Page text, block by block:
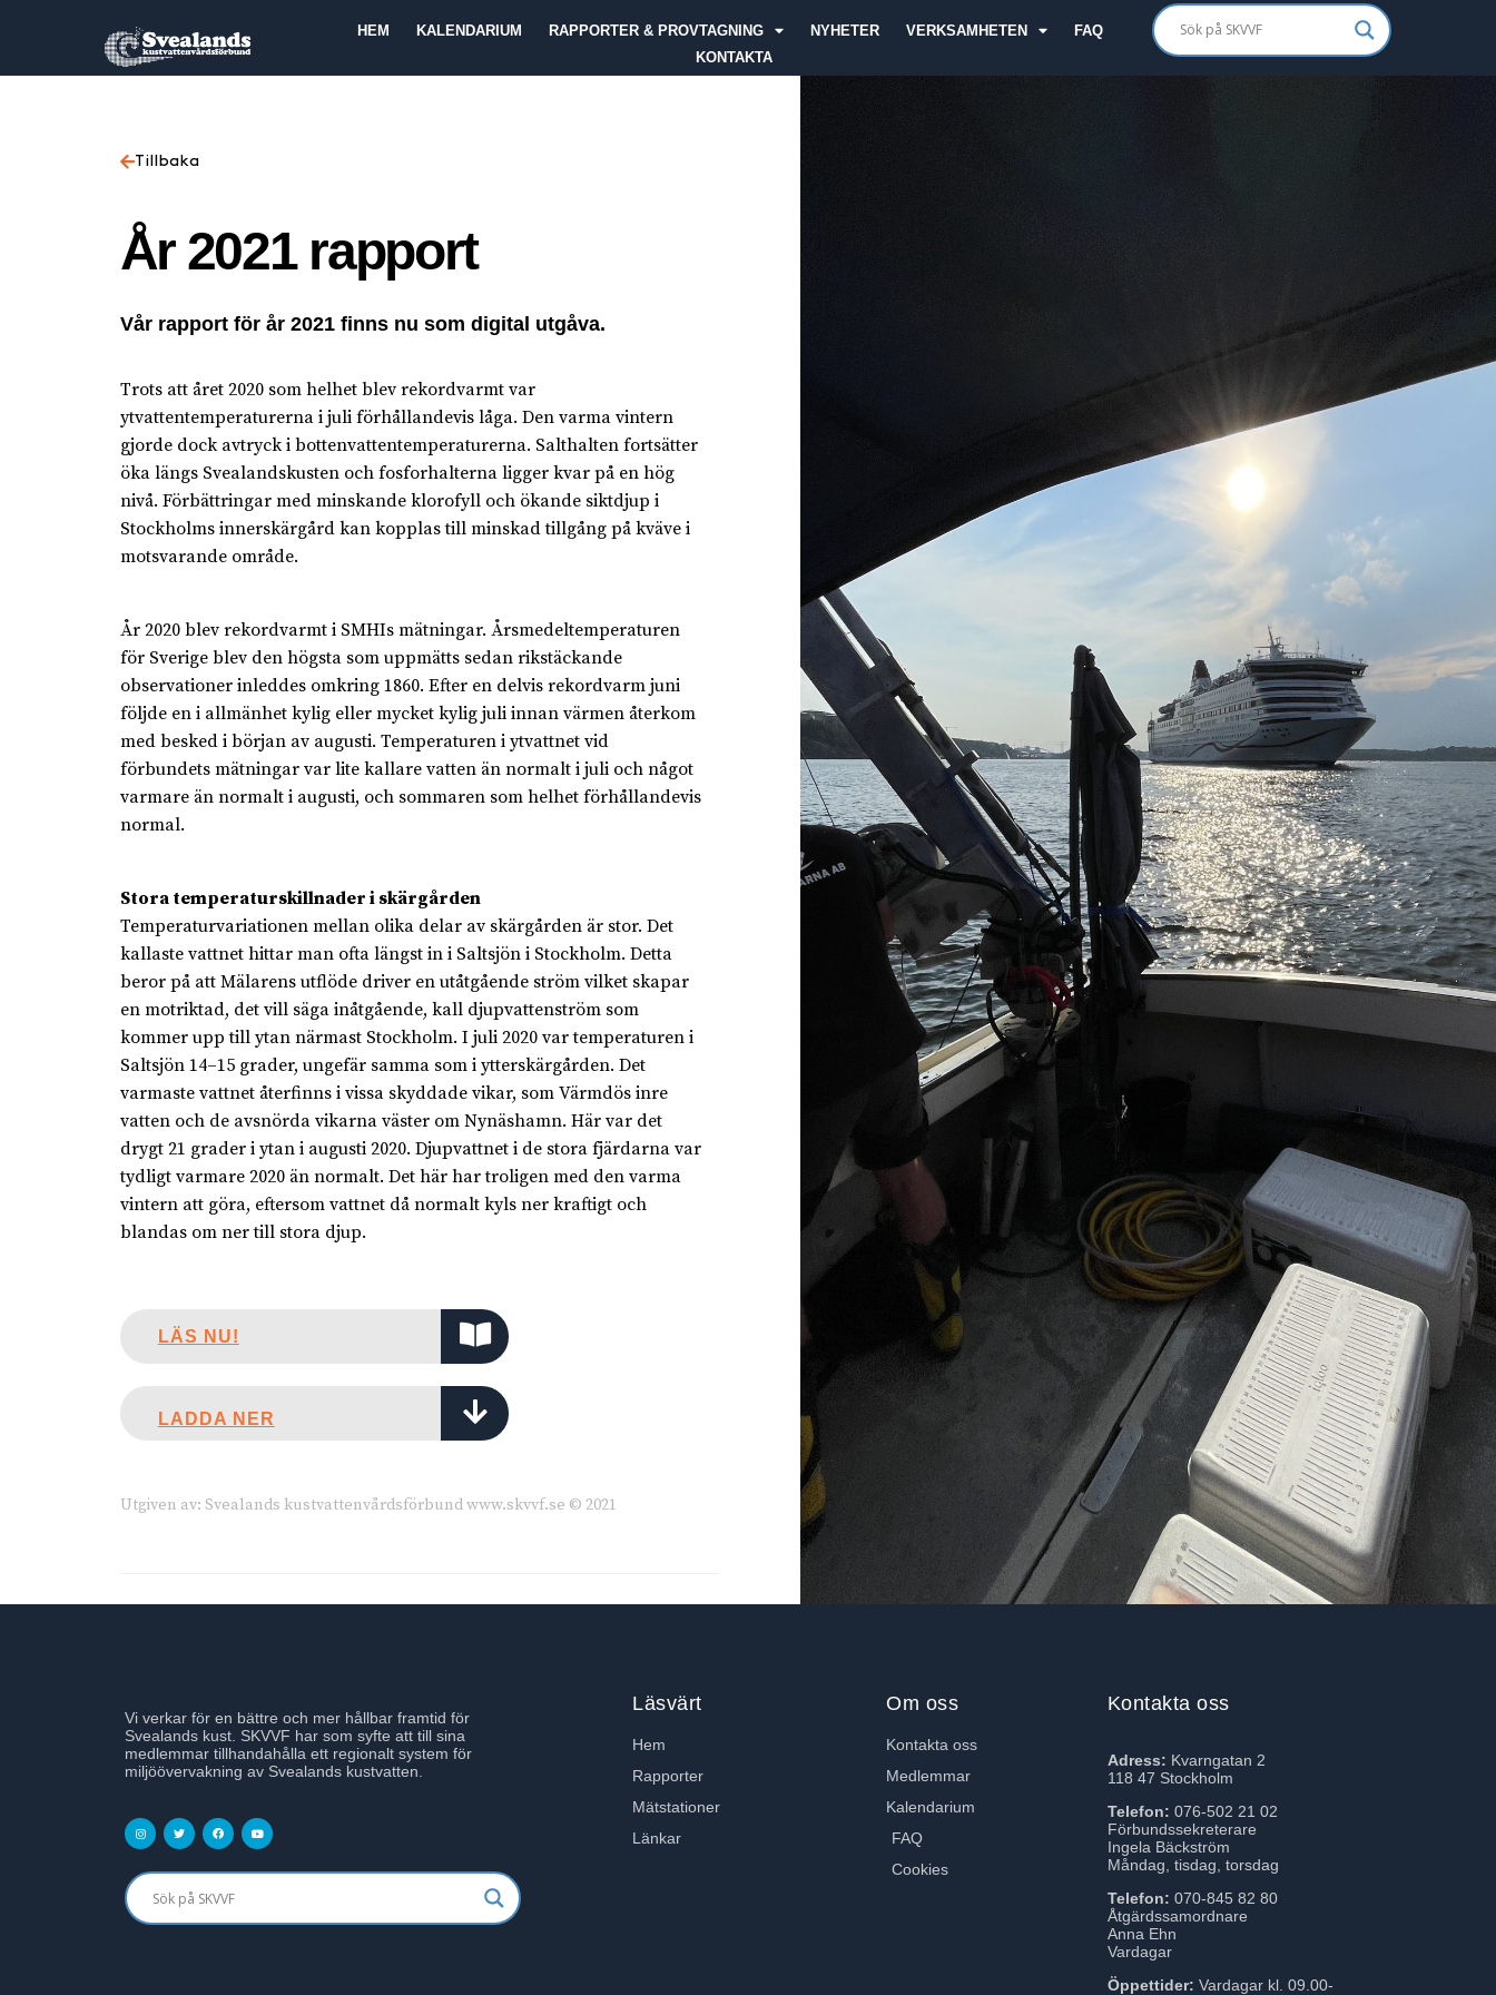
HEM KALENDARIUM RAPPORTER & PROVTAGNING NYHETER VERKSAMHETEN
FAQ
KONTAKTA
Tillbaka
År 2021 rapport
Vår rapport för år 2021 finns nu som digital utgåva.
Trots att året 2020 som helhet blev rekordvarmt var
ytvattentemperaturerna i juli förhållandevis låga. Den varma vintern
gjorde dock avtryck i bottenvattentemperaturerna. Salthalten fortsätter
öka längs Svealandskusten och fosforhalterna ligger kvar på en hög
nivå. Förbättringar med minskande klorofyll och ökande siktdjup i
Stockholms innerskärgård kan kopplas till minskad tillgång på kväve i
motsvarande område.
År 2020 blev rekordvarmt i SMHIs mätningar. Årsmedeltemperaturen
för Sverige blev den högsta som uppmätts sedan rikstäckande
observationer inleddes omkring 1860. Efter en delvis rekordvarm juni
följde en i allmänhet kylig eller mycket kylig juli innan värmen återkom
med besked i början av augusti. Temperaturen i ytvattnet vid
förbundets mätningar var lite kallare vatten än normalt i juli och något
varmare än normalt i augusti, och sommaren som helhet förhållandevis
normal.
Stora temperaturskillnader i skärgården
Temperaturvariationen mellan olika delar av skärgården är stor. Det
kallaste vattnet hittar man ofta längst in i Saltsjön i Stockholm. Detta
beror på att Mälarens utflöde driver en utåtgående ström vilket skapar
en motriktad, det vill säga inåtgående, kall djupvattenström som
kommer upp till ytan närmast Stockholm. I juli 2020 var temperaturen i
Saltsjön 14–15 grader, ungefär samma som i ytterskärgården. Det
varmaste vattnet återfinns i vissa skyddade vikar, som Värmdös inre
vatten och de avsnörda vikarna väster om Nynäshamn. Här var det
drygt 21 grader i ytan i augusti 2020. Djupvattnet i de stora fjärdarna var
tydligt varmare 2020 än normalt. Det här har troligen med den varma
vintern att göra, eftersom vattnet då normalt kyls ner kraftigt och
blandas om ner till stora djup.
LÄS NU!
LADDA NER
Utgiven av: Svealands kustvattenvårdsförbund www.skvvf.se © 2021
Vi verkar för en bättre och mer hållbar framtid för
Svealands kust. SKVVF har som syfte att till sina
medlemmar tillhandahålla ett regionalt system för
miljöövervakning av Svealands kustvatten.
Läsvärt
Hem
Rapporter
Mätstationer
Länkar
Om oss
Kontakta oss
Medlemmar
Kalendarium
FAQ
Cookies
Kontakta oss
Adress: Kvarngatan 2
118 47 Stockholm
Telefon: 076-502 21 02
Förbundssekreterare
Ingela Bäckström
Måndag, tisdag, torsdag
Telefon: 070-845 82 80
Åtgärdssamordnare
Anna Ehn
Vardagar
Öppettider: Vardagar kl. 09.00-